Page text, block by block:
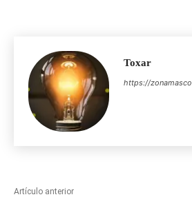
Toxar
https://
Artículo anterior